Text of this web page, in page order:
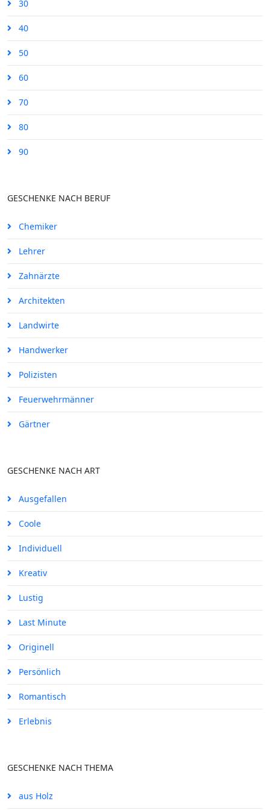
30
40
50
60
70
80
90
GESCHENKE NACH BERUF
Chemiker
Lehrer
Zahnärzte
Architekten
Landwirte
Handwerker
Polizisten
Feuerwehrmänner
Gärtner
GESCHENKE NACH ART
Ausgefallen
Coole
Individuell
Kreativ
Lustig
Last Minute
Originell
Persönlich
Romantisch
Erlebnis
GESCHENKE NACH THEMA
aus Holz